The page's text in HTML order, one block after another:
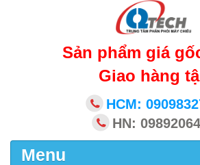
Sản phẩm giá
Giao hàng
HCM:
HN:
Menu